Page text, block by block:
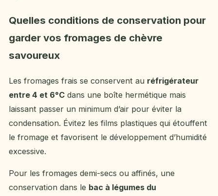
Quelles conditions de conservation pour
garder vos fromages de chèvre
savoureux
Les fromages frais se conservent au réfrigérateur
entre 4 et 6°C dans une boîte hermétique mais
laissant passer un minimum d’air pour éviter la
condensation. Évitez les films plastiques qui étouffent
le fromage et favorisent le développement d’humidité
excessive.
Pour les fromages demi-secs ou affinés, une
conservation dans le bac à légumes du